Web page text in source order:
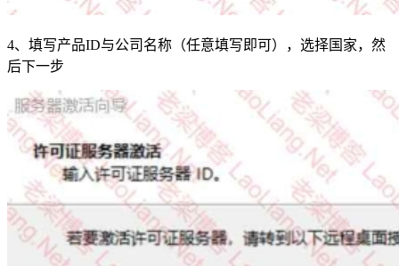
4、填写产品ID与公司名称（任意填写即可），选择国家，然
后下一步